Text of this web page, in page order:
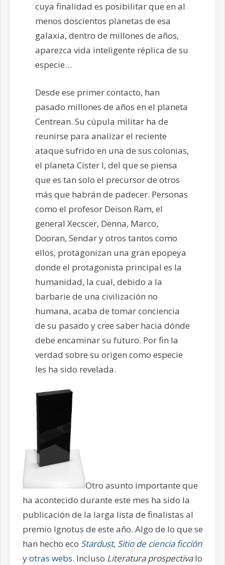
cuya finalidad es posibilitar que en al
menos doscientos planetas de esa
galaxia, dentro de millones de años,
aparezca vida inteligente réplica de su
especie…
Desde ese primer contacto, han
pasado millones de años en el planeta
Centrean. Su cúpula militar ha de
reunirse para analizar el reciente
ataque sufrido en una de sus colonias,
el planeta Cister I, del que se piensa
que es tan solo el precursor de otros
más que habrán de padecer. Personas
como el profesor Deison Ram, el
general Xecscer, Denna, Marco,
Dooran, Sendar y otros tantos como
ellos, protagonizan una gran epopeya
donde el protagonista principal es la
humanidad, la cual, debido a la
barbarie de una civilización no
humana, acaba de tomar conciencia
de su pasado y cree saber hacia dónde
debe encaminar su futuro. Por fin la
verdad sobre su origen como especie
les ha sido revelada.
Otro asunto importante que
ha acontecido durante este mes ha sido la
publicación de la larga lista de finalistas al
premio Ignotus de este año. Algo de lo que se
han hecho eco Stardust, Sitio de ciencia ficción
yotras webs. Incluso Literatura prospectivalo